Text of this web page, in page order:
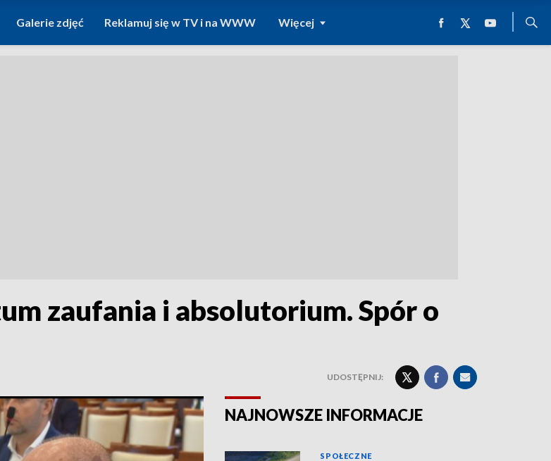
Galerie zdjęć Reklamuj się w TV i na WWW Więcej
zaufania i absolutorium. Spór o
UDOSTĘPNIJ:
NAJNOWSZE INFORMACJE
SPOŁECZNE